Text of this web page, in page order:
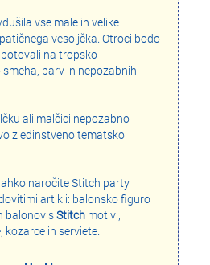
vse male in velike
vesoljčka. Otroci bodo
na tropsko
barv in nepozabnih
ali malčici nepozabno
z edinstveno tematsko
naročite Stitch party
artikli: balonsko figuro
balonov sStitch motivi,
kozarce in serviete.